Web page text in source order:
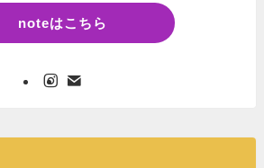
noteはこちら